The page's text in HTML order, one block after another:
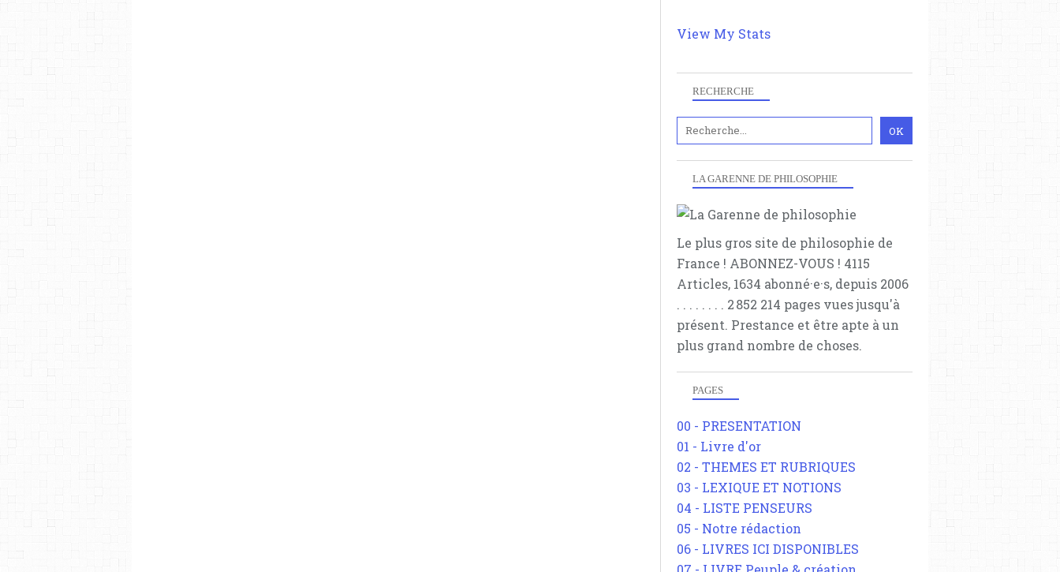
RECHERCHE
LA GARENNE DE PHILOSOPHIE
Le plus gros site de philosophie de
France ! ABONNEZ-VOUS ! 4115
Articles, 1634 abonné·e·s, depuis 2006
. . . . . . . . 2 852 214 pages vues jusqu'à
présent. Prestance et être apte à un
plus grand nombre de choses.
PAGES
00 - PRESENTATION
01 - Livre d'or
02 - THEMES ET RUBRIQUES
03 - LEXIQUE ET NOTIONS
04 - LISTE PENSEURS
05 - Notre rédaction
06 - LIVRES ICI DISPONIBLES
View My Stats